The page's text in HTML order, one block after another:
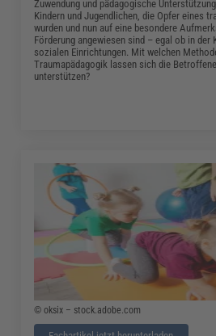
Zuwendung und pädagogische
Kindern und Jugendlichen, die Opfer eines
wurden und nun auf eine besondere
Förderung angewiesen sind – egal ob in der
sozialen Einrichtungen. Mit welchen
Traumapädagogik lassen sich die
unterstützen?
© oksix – stock.adobe.com